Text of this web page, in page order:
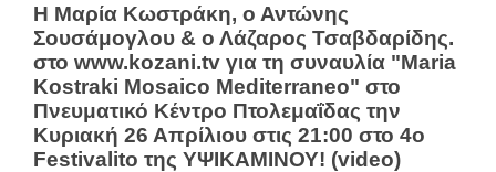
Η Μαρία Κωστράκη, ο Αντώνης
Σουσάμογλου & ο Λάζαρος Τσαβδαρίδης.
στο www.kozani.tv για τη συναυλία "Maria
Kostraki Mosaico Mediterraneo" στο
Πνευματικό Κέντρο Πτολεμαΐδας την
Κυριακή 26 Απρίλιου στις 21:00 στο 4ο
Festivalito της ΥΨΙΚΑΜΙΝΟΥ! (video)